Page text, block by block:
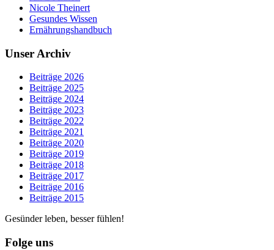
Nicole Theinert
Gesundes Wissen
Ernährungshandbuch
Unser Archiv
Beiträge 2026
Beiträge 2025
Beiträge 2024
Beiträge 2023
Beiträge 2022
Beiträge 2021
Beiträge 2020
Beiträge 2019
Beiträge 2018
Beiträge 2017
Beiträge 2016
Beiträge 2015
Gesünder leben, besser fühlen!
Folge uns